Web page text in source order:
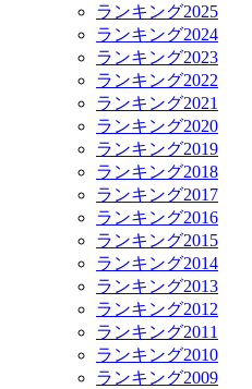
ランキング2025
ランキング2024
ランキング2023
ランキング2022
ランキング2021
ランキング2020
ランキング2019
ランキング2018
ランキング2017
ランキング2016
ランキング2015
ランキング2014
ランキング2013
ランキング2012
ランキング2011
ランキング2010
ランキング2009